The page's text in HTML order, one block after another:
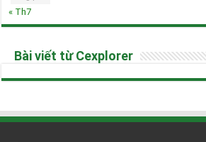
« Th7
Bài viết từ Cexplorer